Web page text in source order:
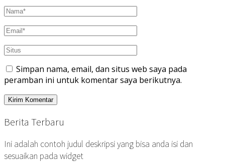
Simpan nama, email, dan situs web saya pada
peramban ini untuk komentar saya berikutnya.
Berita Terbaru
Ini adalah contoh judul deskripsi yang bisa anda isi dan
sesuaikan pada widget